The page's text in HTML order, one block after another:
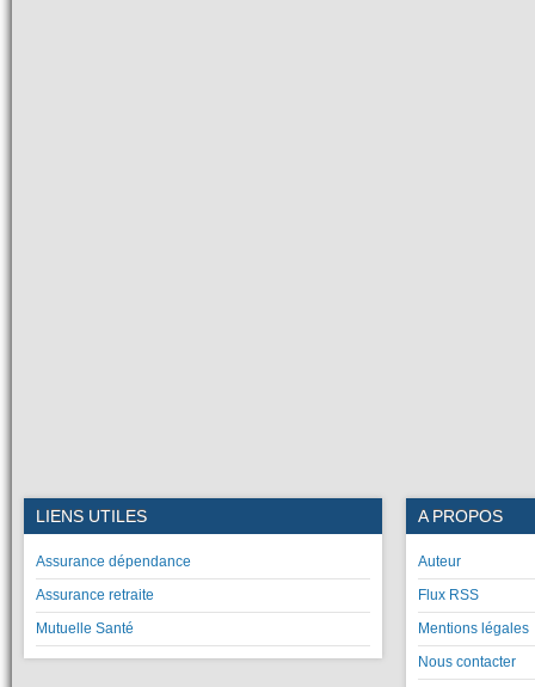
LIENS UTILES
Assurance dépendance
Assurance retraite
Mutuelle Santé
A PROPOS
Auteur
Flux RSS
Mentions légales
Nous contacter